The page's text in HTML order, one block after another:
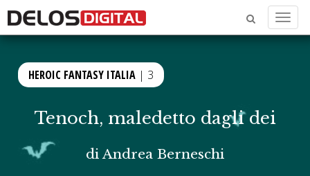
Menu
HEROIC FANTASY ITALIA | 3
Tenoch, maledetto dagli dei
diAndrea Berneschi